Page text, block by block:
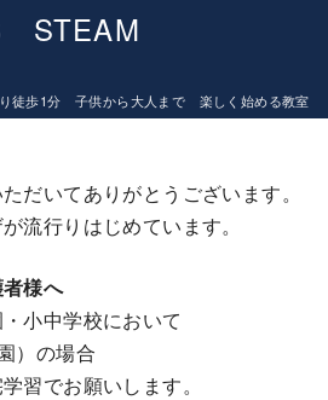
徒歩1分 子供から大人まで 楽しく始める教室
ース９月開講！！生徒募集中
対応について
だいてありがとうございます。
流行りはじめています。
様へ
小中学校において
）の場合
習でお願いします。